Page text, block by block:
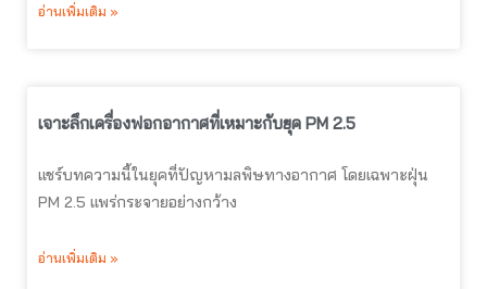
อ่านเพิ่มเติม »
เจาะลึกเครื่องฟอกอากาศที่เหมาะกับยุค PM 2.5
แชร์บทความนี้ในยุคที่ปัญหามลพิษทางอากาศ โดยเฉพาะฝุ่น
PM 2.5 แพร่กระจายอย่างกว้าง
อ่านเพิ่มเติม »